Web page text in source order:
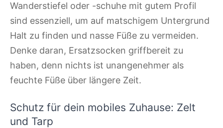
Wanderstiefel oder -schuhe mit gutem Profil
sind essenziell, um auf matschigem Untergrund
Halt zu finden und nasse Füße zu vermeiden.
Denke daran, Ersatzsocken griffbereit zu
haben, denn nichts ist unangenehmer als
feuchte Füße über längere Zeit.
Schutz für dein mobiles Zuhause: Zelt
und Tarp